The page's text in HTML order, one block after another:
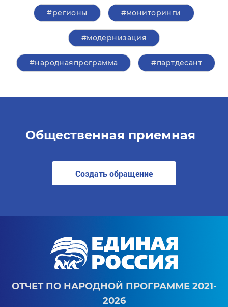
#регионы #мониторинги
#модернизация
#народнаяпрограмма #партдесант
Общественная приемная
Создать обращение
ОТЧЕТ ПО НАРОДНОЙ ПРОГРАММЕ 2021-
2026